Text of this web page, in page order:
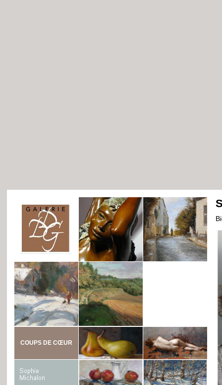
COUPS DE CŒUR